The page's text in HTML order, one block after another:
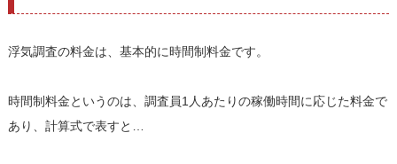
浮気調査の料金は、基本的に時間制料金です。
時間制料金というのは、調査員1人あたりの稼働時間に応じた料金で
あり、計算式で表すと…